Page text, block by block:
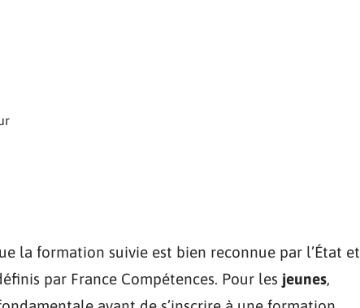
la formation suivie est bien reconnue par l’État et
par France Compétences. Pour les jeunes,